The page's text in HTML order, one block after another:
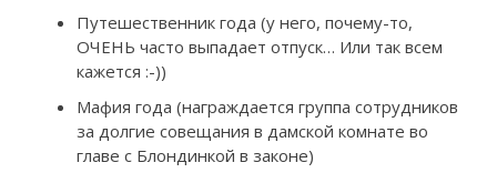
Путешественник года (у него, почему-то,
ОЧЕНЬ часто выпадает отпуск… Или так всем
кажется :-))
Мафия года (награждается группа сотрудников
за долгие совещания в дамской комнате во
главе с Блондинкой в законе)